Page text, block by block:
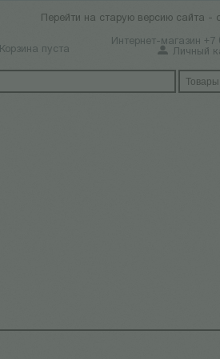
Перейти на старую версию сайта -
Интернет-магазин
Корзина пуста Личный